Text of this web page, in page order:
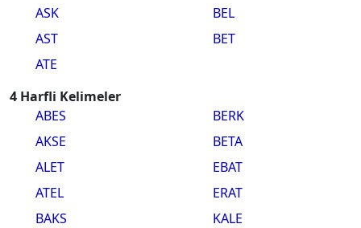
ASK
AST
ATE
BEL
BET
4 Harfli Kelimeler
ABES
AKSE
ALET
ATEL
BAKS
BERK
BETA
EBAT
ERAT
KALE